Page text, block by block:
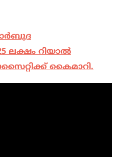
ലക്ഷം റിയാൽ
കൈമാറി.